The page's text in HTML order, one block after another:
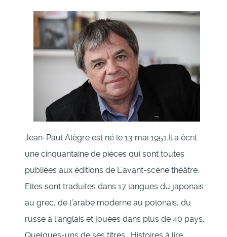
Jean-Paul Alègre est né le 13 mai 1951.Il a écrit
une cinquantaine de pièces qui sont toutes
publiées aux éditions de L’avant-scène théâtre.
Elles sont traduites dans 17 langues du japonais
au grec, de l’arabe moderne au polonais, du
russe à l’anglais et jouées dans plus de 40 pays.